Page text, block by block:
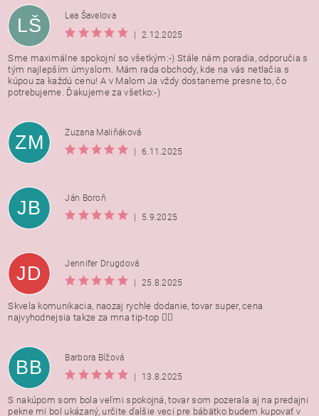
LŠ
Lea Šavelova
|
2.12.2025
Sme maximálne spokojní so všetkým:-) Stále nám poradia, odporučia s
tým najlepším úmyslom. Mám rada obchody, kde na vás netlačia s
kúpou za každú cenu! A v Malom Ja vždy dostaneme presne to, čo
potrebujeme. Ďakujeme za všetko:-)
ZM
Zuzana Maliňáková
|
6.11.2025
JB
Ján Boroň
|
5.9.2025
JD
Jennifer Drugdová
|
25.8.2025
Skvela komunikacia, naozaj rychle dodanie, tovar super, cena
najvyhodnejsia takze za mna tip-top 👍🏻
BB
Barbora Bížová
|
13.8.2025
S nakúpom som bola veľmi spokojná, tovar som pozerala aj na predajni
pekne mi bol ukázaný, určite ďalšie veci pre bábätko budem kupovať v